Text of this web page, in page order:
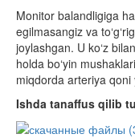
Monitor balandligiga
egilmasangiz va
joylashgan. U ko‘z
holda bo‘yin
miqdorda arteriya qoni
Ishda tanaffus qilib